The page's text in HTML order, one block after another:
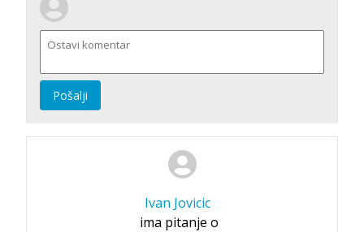
Pošalji
Ivan Jovicic
ima pitanje o